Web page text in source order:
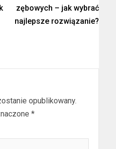
zębowych – jak wybrać
najlepsze rozwiązanie?
opublikowany.
*